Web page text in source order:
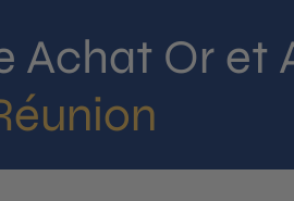
Achat Or et